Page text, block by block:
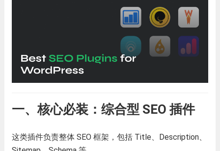
一、核心必装：综合型 SEO 插件
这类插件负责整体 SEO 框架，包括 Title、Description、